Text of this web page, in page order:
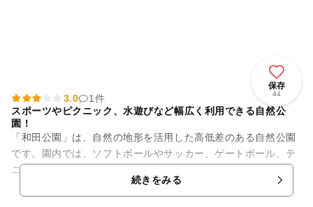
保存
44
3.0
1件
スポーツやピクニック、水遊びなど幅広く利用できる自然公
園！
「和田公園」は、自然の地形を活用した高低差のある自然公園
です。園内では、ソフトボールやサッカー、ゲートボール、テ
ニス、グラウンドゴルフを楽しむことができます。夏場はコミ
ュニティプールがオープンし...続きをみる